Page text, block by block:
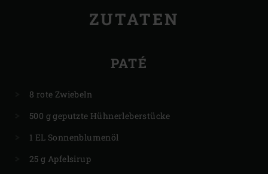
ZUTATEN
PATÉ
8 rote Zwiebeln
500 g geputzte Hühnerleberstücke
1 EL Sonnenblumenöl
25 g Apfelsirup